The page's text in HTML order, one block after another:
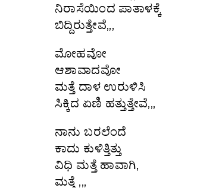
ನಿರಾಸೆಯಿಂದ ಪಾತಾಳಕ್ಕೆ
ಬಿದ್ದಿರುತ್ತೇವೆ,,,
ಮೋಹವೋ
ಆಶಾವಾದವೋ
ಮತ್ತೆ ದಾಳ ಉರುಳಿಸಿ
ಸಿಕ್ಕಿದ ಏಣಿ ಹತ್ತುತ್ತೇವೆ,,,
ನಾನು ಬರಲೆಂದೆ
ಕಾದು ಕುಳಿತ್ತಿತ್ತು
ವಿಧಿ ಮತ್ತೆ ಹಾವಾಗಿ,
ಮತ್ತೆ ,,,